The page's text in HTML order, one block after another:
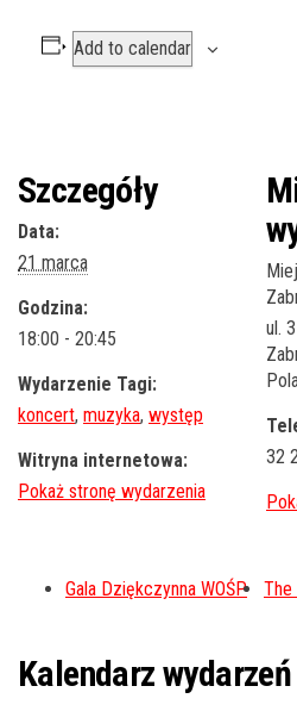
Add to calendar
Szczegóły
Data:
21 marca
Godzina:
18:00 - 20:45
Wydarzenie Tagi:
koncert, muzyka, występ
Witryna internetowa:
ul.
32
Gala Dziękczynna WOŚP The
Kalendarz wydarzeń